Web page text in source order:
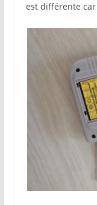
est différente